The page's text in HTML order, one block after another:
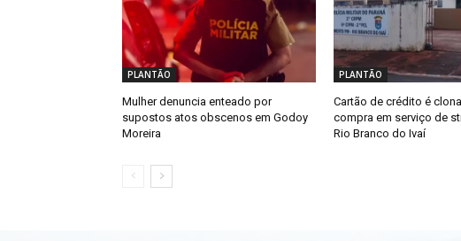
PLANTÃO
Mulher denuncia enteado por
supostos atos obscenos em Godoy
Moreira
PLANTÃO
Cartão de crédito é
compra em serviço de
Rio Branco do Ivaí